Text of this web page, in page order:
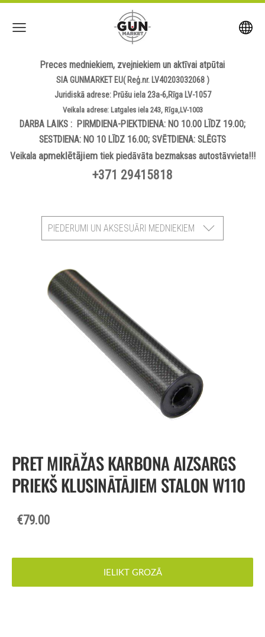
Preces medniekiem, zvejniekiem un aktīvai atpūtai
SIA GUNMARKET EU( Reģ.nr. LV40203032068 )
Juridiskā adrese: Prūšu iela 23a-6,Rīga LV-1057
Veikala adrese: Latgales iela 243, Rīga,LV-1003
DARBA LAIKS : PIRMDIENA-PIEKTDIENA: NO 10.00 LĪDZ 19.00;
SESTDIENA: NO 10 LĪDZ 16.00; SVĒTDIENA: SLĒGTS
Veikala apmeklētājiemtiek piedāvāta bezmaksas autostāvvieta!!!
+371 29415818
PIEDERUMI UN AKSESUĀRI MEDNIEKIEM
PRET MIRĀŽAS KARBONA AIZSARGS
PRIEKŠ KLUSINĀTĀJIEM STALON W110
€79.00
IELIKT GROZĀ